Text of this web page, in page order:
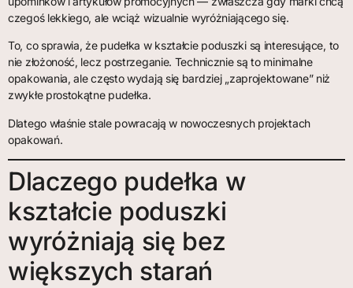
czegoś lekkiego, ale wciąż wizualnie wyróżniającego się.
To, co sprawia, że pudełka w kształcie poduszki są interesujące, to
nie złożoność, lecz postrzeganie. Technicznie są to minimalne
opakowania, ale często wydają się bardziej „zaprojektowane” niż
zwykłe prostokątne pudełka.
Dlatego właśnie stale powracają w nowoczesnych projektach
opakowań.
Dlaczego pudełka w
kształcie poduszki
wyróżniają się bez
większych starań